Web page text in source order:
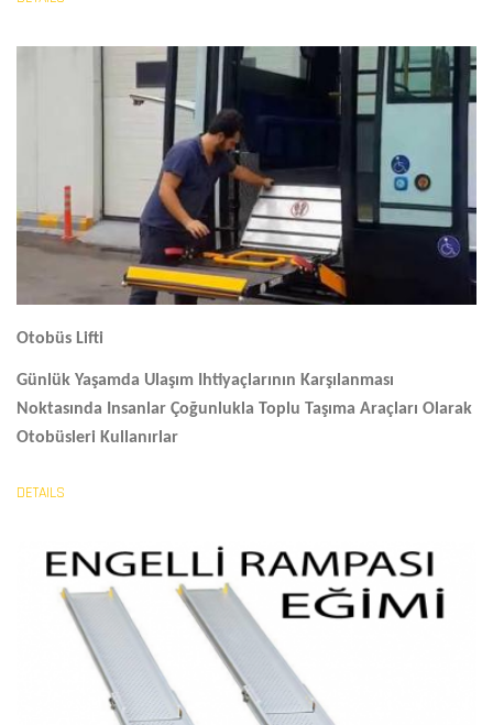
Otobüs Lifti
Günlük Yaşamda Ulaşım Ihtiyaçlarının Karşılanması
Noktasında Insanlar Çoğunlukla Toplu Taşıma Araçları Olarak
Otobüsleri Kullanırlar
DETAILS